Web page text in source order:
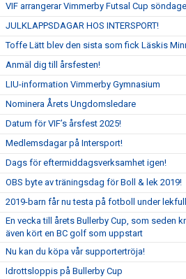
VIF arrangerar Vimmerby Futsal Cup
JULKLAPPSDAGAR HOS INTERSPORT!
Toffe Lätt blev den sista som fick Läskis
Anmäl dig till årsfesten!
LIU-information Vimmerby Gymnasium
Nominera Årets Ungdomsledare
Datum för VIF’s årsfest 2025!
Medlemsdagar på Intersport!
Dags för eftermiddagsverksamhet igen!
OBS byte av träningsdag för Boll & lek 2019!
2019-barn får nu testa på fotboll under
En vecka till årets Bullerby Cup, som seden
även kört en BC golf som uppstart
Nu kan du köpa vår supportertröja!
Idrottsloppis på Bullerby Cup